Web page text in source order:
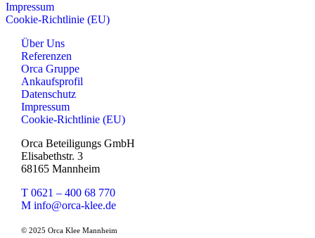
Impressum
Cookie-Richtlinie (EU)
Über Uns
Referenzen
Orca Gruppe
Ankaufsprofil
Datenschutz
Impressum
Cookie-Richtlinie (EU)
Orca Beteiligungs GmbH
Elisabethstr. 3
68165 Mannheim
T 0621 – 400 68 770
M info@orca-klee.de
© 2025 Orca Klee Mannheim